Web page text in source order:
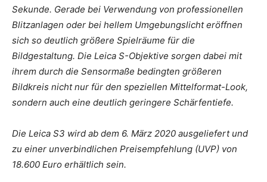
Sekunde. Gerade bei Verwendung von professionellen
Blitzanlagen oder bei hellem Umgebungslicht eröffnen
sich so deutlich größere Spielräume für die
Bildgestaltung. Die Leica S-Objektive sorgen dabei mit
ihrem durch die Sensormaße bedingten größeren
Bildkreis nicht nur für den speziellen Mittelformat-Look,
sondern auch eine deutlich geringere Schärfentiefe.
Die Leica S3 wird ab dem 6. März 2020 ausgeliefert und
zu einer unverbindlichen Preisempfehlung (UVP) von
18.600 Euro erhältlich sein.